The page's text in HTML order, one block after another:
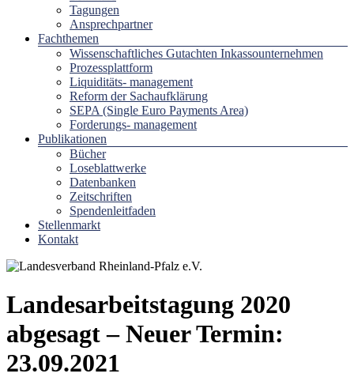
Tagungen
Ansprechpartner
Fachthemen
Wissenschaftliches Gutachten Inkassounternehmen
Prozessplattform
Liquiditäts- management
Reform der Sachaufklärung
SEPA (Single Euro Payments Area)
Forderungs- management
Publikationen
Bücher
Loseblattwerke
Datenbanken
Zeitschriften
Spendenleitfaden
Stellenmarkt
Kontakt
Landesarbeitstagung 2020
abgesagt – Neuer Termin:
23.09.2021